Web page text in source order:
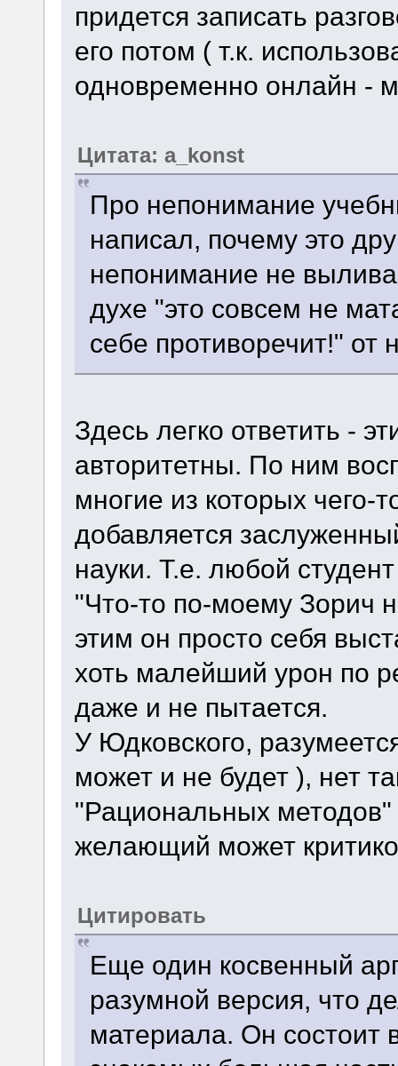
придется записать
его потом ( т.к.
одновременно онлайн -
Цитата: a_konst
Про непонимание
написал, почему это
непонимание не
духе "это совсем не
себе противоречит!" от
Здесь легко ответить -
авторитетны. По ним
многие из которых чего-
добавляется
науки. Т.е. любой
"Что-то по-моему Зорич
этим он просто себя
хоть малейший урон по
даже и не пытается.
У Юдковского,
может и не будет ), нет
"Рациональных методов"
желающий может
Цитировать
Еще один косвенный
разумной версия, что
материала. Он состоит